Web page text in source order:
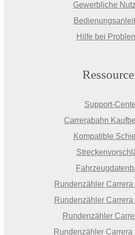
Gewerbliche
Hilfe bei
Support-
Carrerabahn
Kompatible
Rundenzähler
Rundenzähler Carrera
Rundenzähler
Rundenzähler Carrera